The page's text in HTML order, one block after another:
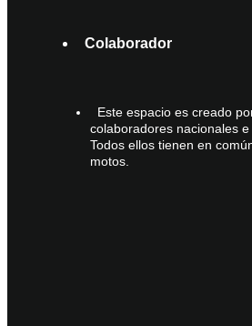
Colaborador
Este espacio es creado
colaboradores nacionales e
Todos ellos tienen en
motos.